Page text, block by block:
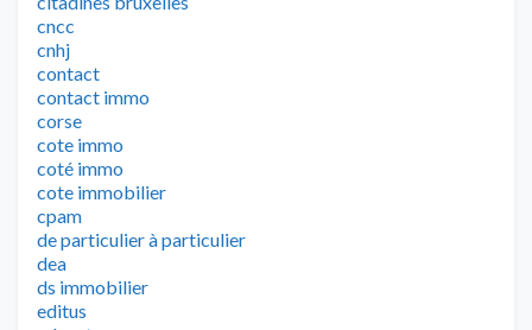
cncc
cnhj
contact
contact immo
corse
cote immo
coté immo
cote immobilier
cpam
de particulier à particulier
dea
ds immobilier
editus